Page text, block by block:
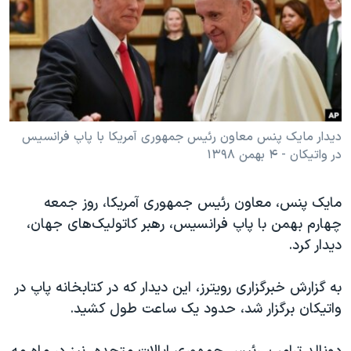
فرهنگ و زندگی
حقوق شهروندی
اقتصادی
علم و فناوری
گالری عکس
مستندها
انتخابات ریاست جمهوری آمریکا ۲۰۲۴
حمله جمهوری اسلامی به اسرائیل
رمز مهسا
اعتراضات زن، زندگی، آزادی
تریبونال مردمی آبان ۹۸
دادگاه حمید نوری
قانون شفافیت دارائی کادر رهبری ایران
دنبال کنید
زبانهای مختلف
دیدار مایک پنس معاون رئیس جمهوری آمریکا با پاپ فرانسیس
در واتیکان - ۴ بهمن ۱۳۹۸
مایک پنس، معاون رئیس جمهوری آمریکا، روز جمعه
چهارم بهمن با پاپ فرانسیس، رهبر کاتولیک‌های جهان،
دیدار کرد.
به گزارش خبرگزاری رویترز، این دیدار که در کتابخانه پاپ در
واتیکان برگزار شد، حدود یک ساعت طول کشید.